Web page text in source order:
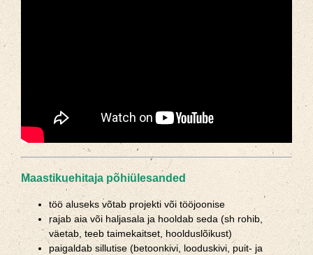
Maastikuehitaja põhiülesanded
töö aluseks võtab projekti või tööjoonise
rajab aia või haljasala ja hooldab seda (sh rohib,
väetab, teeb taimekaitset, hoolduslõikust)
paigaldab sillutise (betoonkivi, looduskivi, puit- ja